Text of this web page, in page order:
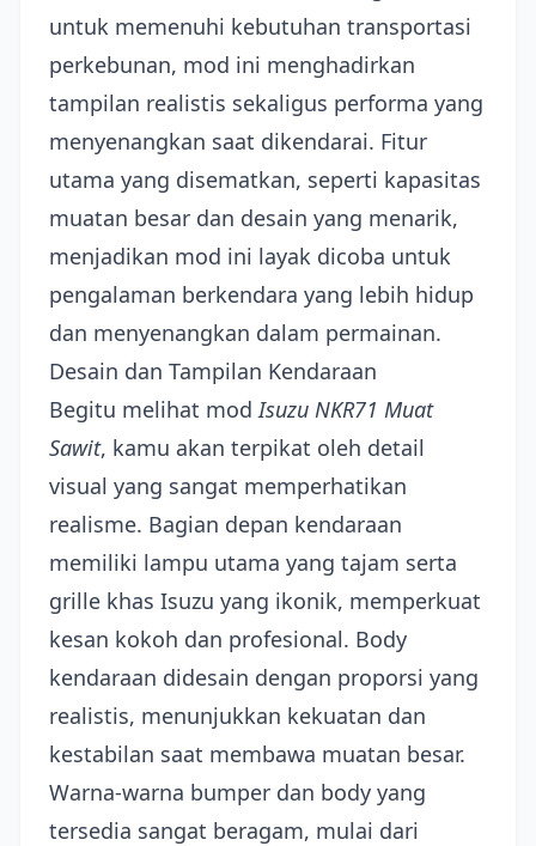
untuk memenuhi kebutuhan transportasi
perkebunan, mod ini menghadirkan
tampilan realistis sekaligus performa yang
menyenangkan saat dikendarai. Fitur
utama yang disematkan, seperti kapasitas
muatan besar dan desain yang menarik,
menjadikan mod ini layak dicoba untuk
pengalaman berkendara yang lebih hidup
dan menyenangkan dalam permainan.
Desain dan Tampilan Kendaraan
Begitu melihat modIsuzu NKR71 Muat
Sawit, kamu akan terpikat oleh detail
visual yang sangat memperhatikan
realisme. Bagian depan kendaraan
memiliki lampu utama yang tajam serta
grille khas Isuzu yang ikonik, memperkuat
kesan kokoh dan profesional. Body
kendaraan didesain dengan proporsi yang
realistis, menunjukkan kekuatan dan
kestabilan saat membawa muatan besar.
Warna-warna bumper dan body yang
tersedia sangat beragam, mulai dari